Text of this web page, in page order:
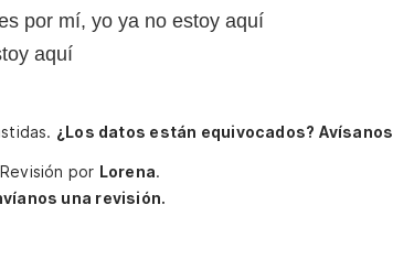
por mí, yo ya no estoy aquí
aquí
¿Los datos están equivocados?
Revisión por Lorena.
una revisión.